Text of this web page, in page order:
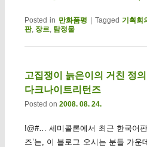
Posted in 만화품평 | Tagged 기획회
판, 장르 탐정물
고집쟁이 늙은이의 거친 정
다크나이트리턴즈
Posted on 2008. 08. 24.
!@#… 세미콜론에서 최근 한국어
즈’는, 이 블로그 오시는 분들 가운